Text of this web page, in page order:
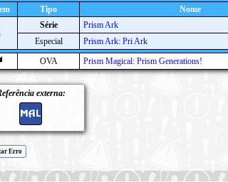
Tipo Nome
Série Prism Ark
Especial
Prism Ark: Pri Ark
OVA
Prism Magical: Prism Generations!
externa:
Erro